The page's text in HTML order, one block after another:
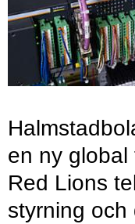
en ny global
Red Lions
styrning